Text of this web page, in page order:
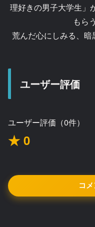
理好きの男子大学生」
もら
荒んだ心にしみる、
ユーザー評価
ユーザー評価（0件）
★ 0
コ